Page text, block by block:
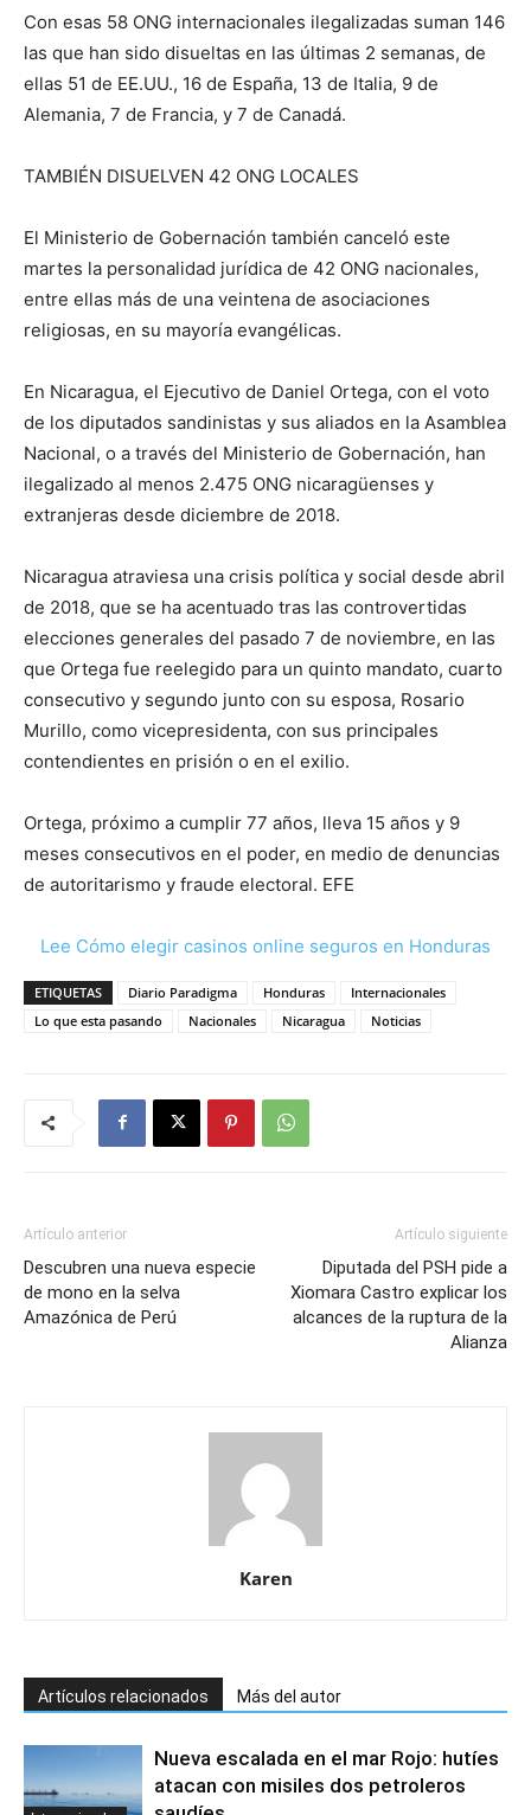
Con esas 58 ONG internacionales ilegalizadas suman 146
las que han sido disueltas en las últimas 2 semanas, de
ellas 51 de EE.UU., 16 de España, 13 de Italia, 9 de
Alemania, 7 de Francia, y 7 de Canadá.
TAMBIÉN DISUELVEN 42 ONG LOCALES
El Ministerio de Gobernación también canceló este
martes la personalidad jurídica de 42 ONG nacionales,
entre ellas más de una veintena de asociaciones
religiosas, en su mayoría evangélicas.
En Nicaragua, el Ejecutivo de Daniel Ortega, con el voto
de los diputados sandinistas y sus aliados en la Asamblea
Nacional, o a través del Ministerio de Gobernación, han
ilegalizado al menos 2.475 ONG nicaragüenses y
extranjeras desde diciembre de 2018.
Nicaragua atraviesa una crisis política y social desde abril
de 2018, que se ha acentuado tras las controvertidas
elecciones generales del pasado 7 de noviembre, en las
que Ortega fue reelegido para un quinto mandato, cuarto
consecutivo y segundo junto con su esposa, Rosario
Murillo, como vicepresidenta, con sus principales
contendientes en prisión o en el exilio.
Ortega, próximo a cumplir 77 años, lleva 15 años y 9
meses consecutivos en el poder, en medio de denuncias
de autoritarismo y fraude electoral. EFE
Lee Cómo elegir casinos online seguros en Honduras
ETIQUETAS Diario Paradigma Honduras
Internacionales
Lo que esta pasando
Nacionales Nicaragua Noticias
Artículo anterior
Descubren una nueva especie
de mono en la selva
Amazónica de Perú
Artículo siguiente
Diputada del PSH pide a
Xiomara Castro explicar los
alcances de la ruptura de la
Alianza
Karen
Artículos relacionados Más del autor
Nueva escalada en el mar Rojo: hutíes
atacan con misiles dos petroleros